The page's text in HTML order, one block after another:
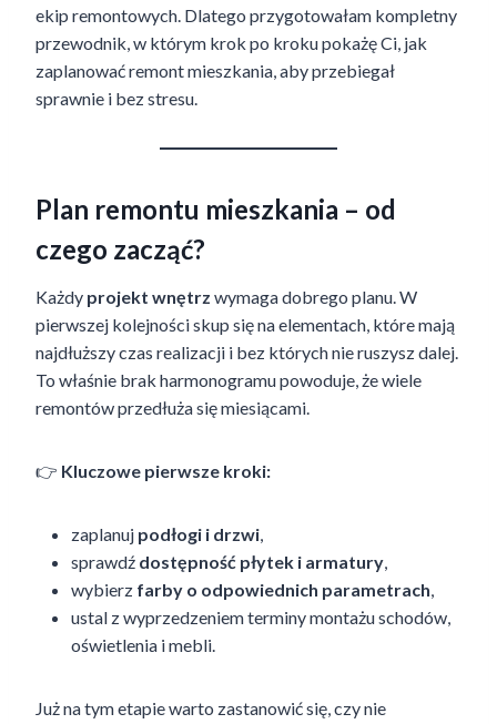
ekip remontowych. Dlatego przygotowałam kompletny
przewodnik, w którym krok po kroku pokażę Ci, jak
zaplanować remont mieszkania, aby przebiegał
sprawnie i bez stresu.
Plan remontu mieszkania – od
czego zacząć?
Każdy projekt wnętrz wymaga dobrego planu. W
pierwszej kolejności skup się na elementach, które mają
najdłuższy czas realizacji i bez których nie ruszysz dalej.
To właśnie brak harmonogramu powoduje, że wiele
remontów przedłuża się miesiącami.
👉 Kluczowe pierwsze kroki:
zaplanuj podłogi i drzwi,
sprawdź dostępność płytek i armatury,
wybierz farby o odpowiednich parametrach,
ustal z wyprzedzeniem terminy montażu schodów,
oświetlenia i mebli.
Już na tym etapie warto zastanowić się, czy nie